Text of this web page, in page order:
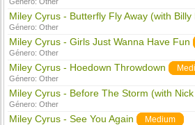
Miley Cyrus - Butterfly Fly Away (with Billy
Género:Other
Miley Cyrus - Girls Just Wanna Have Fun
Género:Other
Miley Cyrus - Hoedown Throwdown
Género:Other
Miley Cyrus - Before The Storm (with
Género:Other
Miley Cyrus - See You Again Medium